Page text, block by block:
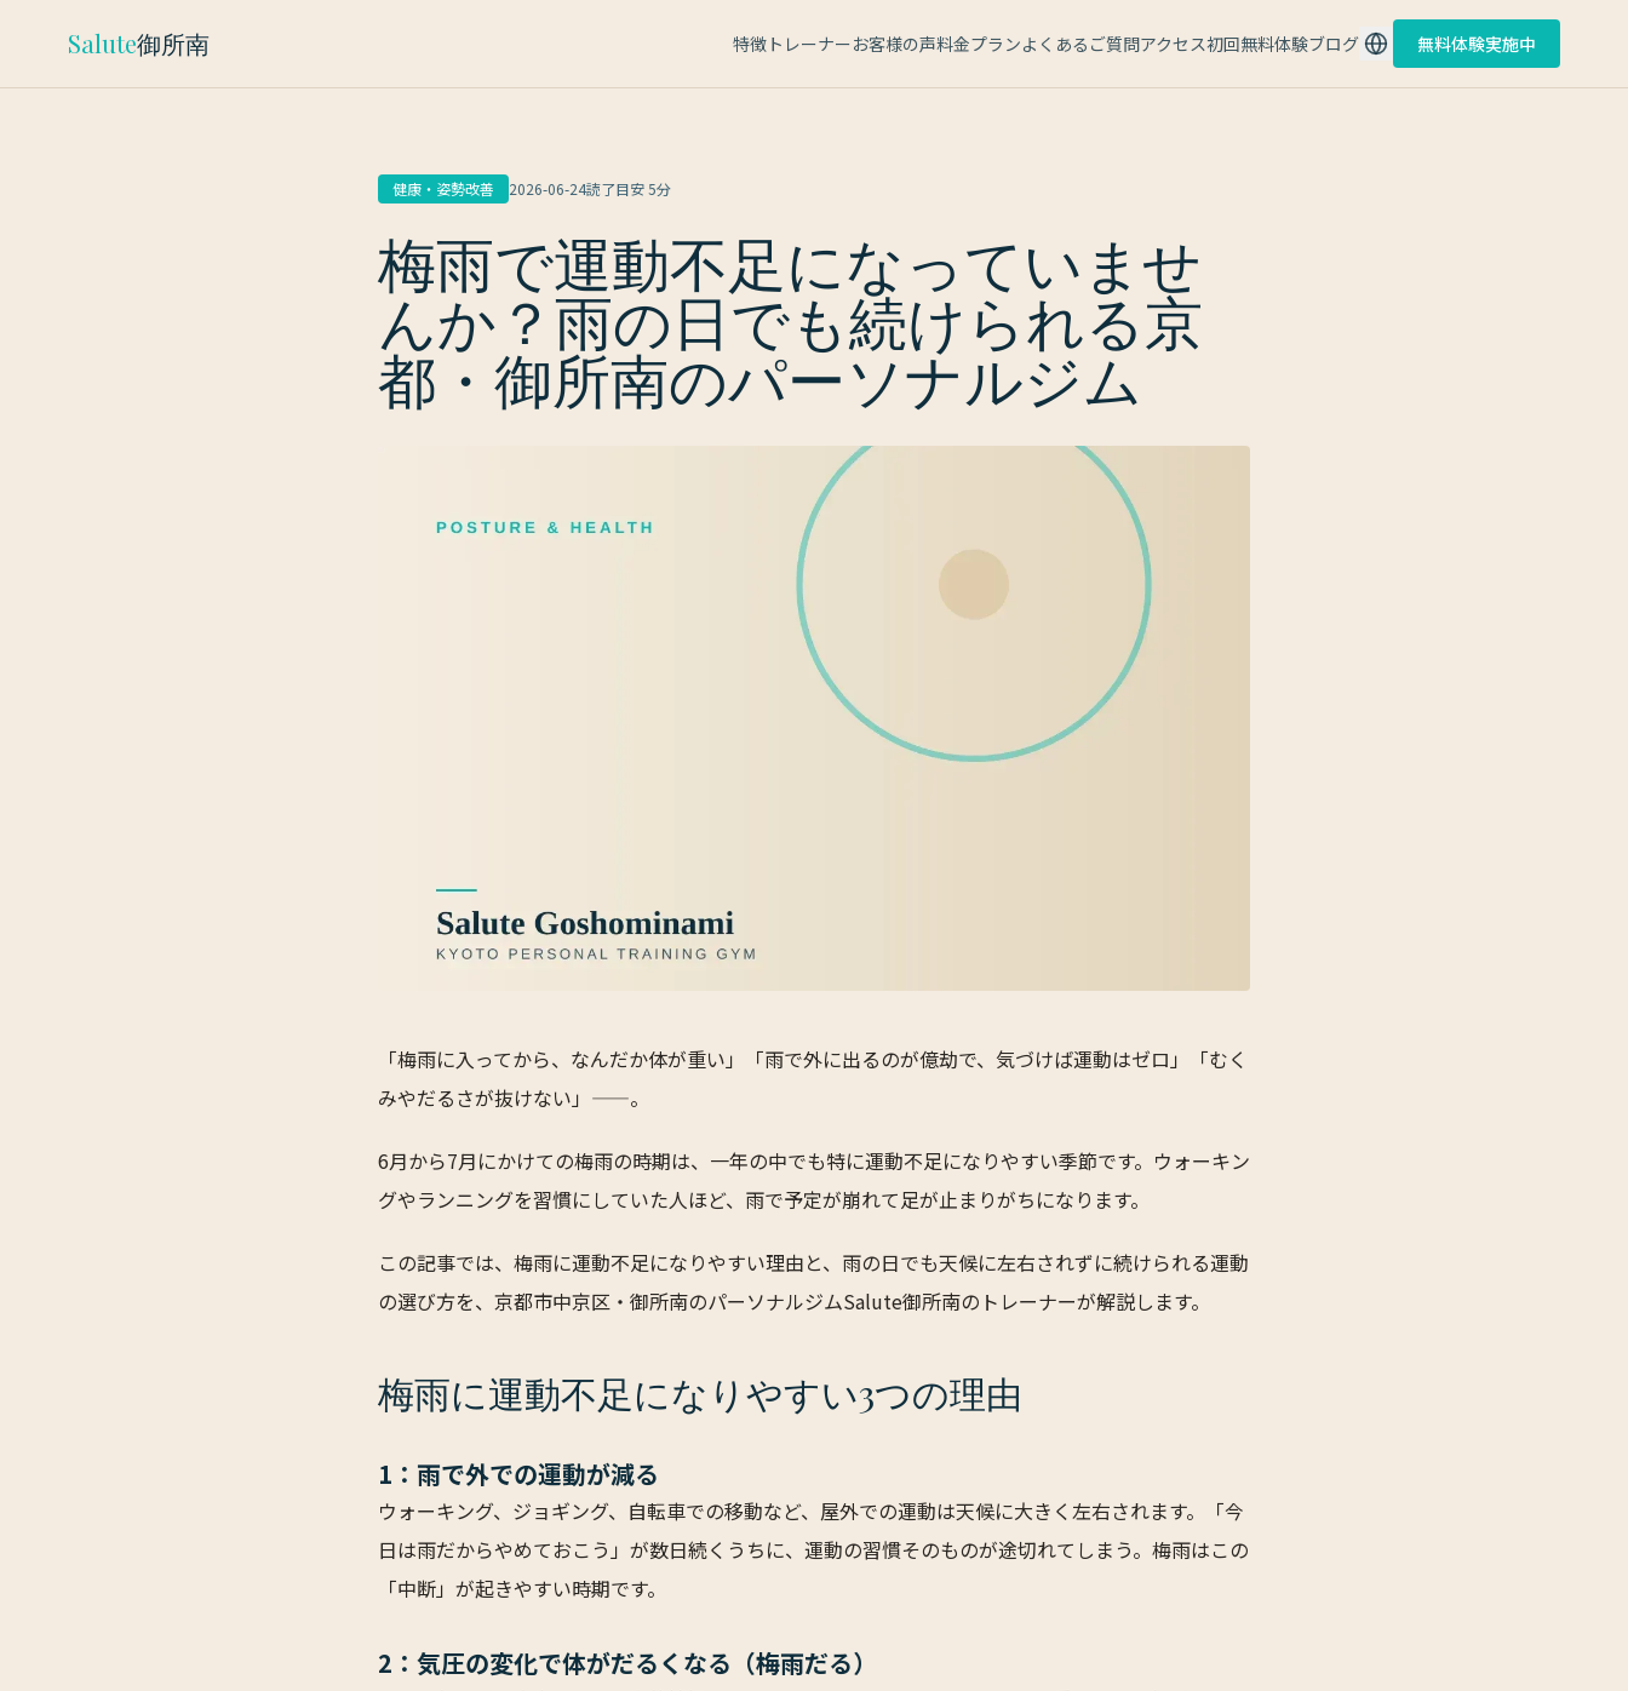
Salute御所南 特徴 トレーナーお客様の声料金プランよくあるご質問アクセス初回無料体験ブログ 無料体験実施中
健康・姿勢改善 2026-06-24読了目安5分
梅雨で運動不足になっていませ
んか？雨の日でも続けられる京
都・御所南のパーソナルジム
「梅雨に入ってから、なんだか体が重い」「雨で外に出るのが億劫で、気づけば運動はゼロ」「むく
みやだるさが抜けない」——。
6月から7月にかけての梅雨の時期は、一年の中でも特に運動不足になりやすい季節です。ウォーキン
グやランニングを習慣にしていた人ほど、雨で予定が崩れて足が止まりがちになります。
この記事では、梅雨に運動不足になりやすい理由と、雨の日でも天候に左右されずに続けられる運動
の選び方を、京都市中京区・御所南のパーソナルジムSalute御所南のトレーナーが解説します。
梅雨に運動不足になりやすい3つの理由
1：雨で外での運動が減る
ウォーキング、ジョギング、自転車での移動など、屋外での運動は天候に大きく左右されます。「今
日は雨だからやめておこう」が数日続くうちに、運動の習慣そのものが途切れてしまう。梅雨はこの
「中断」が起きやすい時期です。
2：気圧の変化で体がだるくなる（梅雨だる）